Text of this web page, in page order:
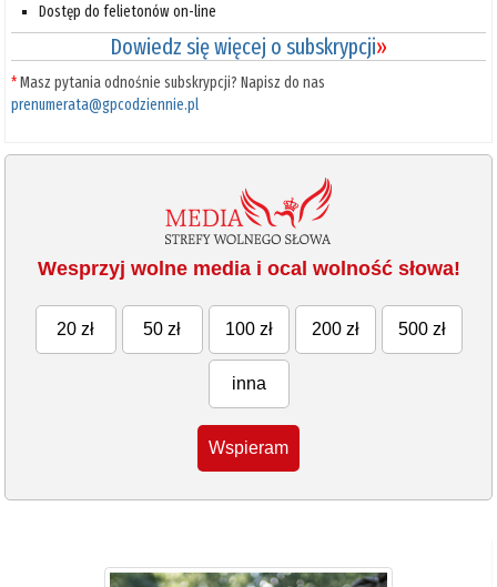
Dostęp do felietonów on-line
Dowiedz się więcej o subskrypcji»
*Masz pytania odnośnie subskrypcji? Napisz do nas
prenumerata@gpcodziennie.pl
Wesprzyj wolne media i ocal wolność słowa!
20 zł 50 zł 100 zł 200 zł 500 zł
inna
Wspieram